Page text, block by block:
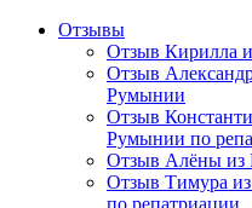
Отзывы
Отзыв Кирилла
Отзыв
Румынии
Отзыв
Румынии по
Отзыв Алёны из
Отзыв Тимура
по репатриации